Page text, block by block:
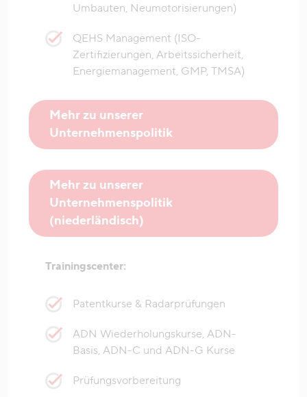
Umbauten, Neumotorisierungen)
QEHS Management (ISO-
Zertifizierungen, Arbeitssicherheit,
Energiemanagement, GMP, TMSA)
Mehr zu unserer
Unternehmenspolitik
Mehr zu unserer
Unternehmenspolitik
(niederländisch)
Trainingscenter:
Patentkurse & Radarprüfungen
ADN Wiederholungskurse, ADN-
Basis, ADN-C und ADN-G Kurse
Prüfungsvorbereitung